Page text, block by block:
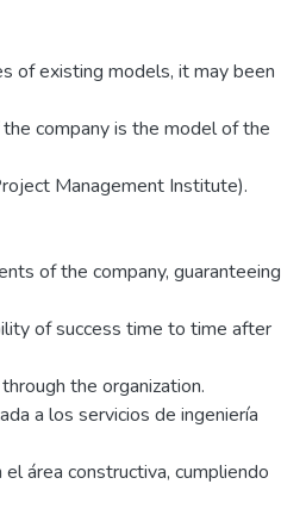
of existing models, it may been
company is the model of the
Management Institute).
of the company, guaranteeing
of success time to time after
the organization.
a los servicios de ingeniería
área constructiva, cumpliendo